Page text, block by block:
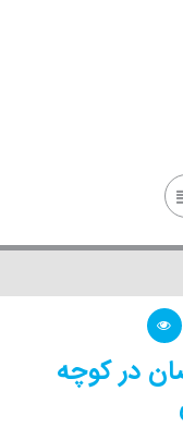
در کوچه